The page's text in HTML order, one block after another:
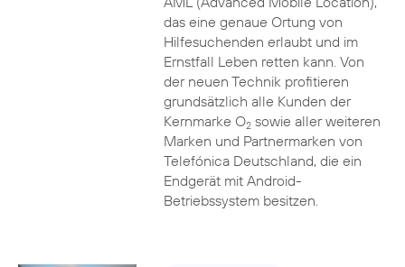
das eine genaue Ortung von
Hilfesuchenden erlaubt und im
Ernstfall Leben retten kann. Von
der neuen Technik profitieren
grundsätzlich alle Kunden der
Kernmarke O2sowie aller weiteren
Marken und Partnermarken von
Telefónica Deutschland, die ein
Endgerät mit Android-
Betriebssystem besitzen.